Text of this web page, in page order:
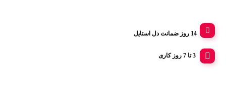
14 روز ضمانت دل استایل
3 تا 7 روز کاری